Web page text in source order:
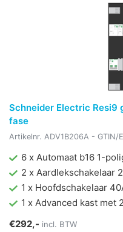
Schneider Electric Resi9
fase
Artikelnr. ADV1B206A - GTIN/
6 x Automaat b16 1-
2 x Aardlekschakelaar
1 x Hoofdschakelaar
1 x Advanced kast
€292,- incl. BTW